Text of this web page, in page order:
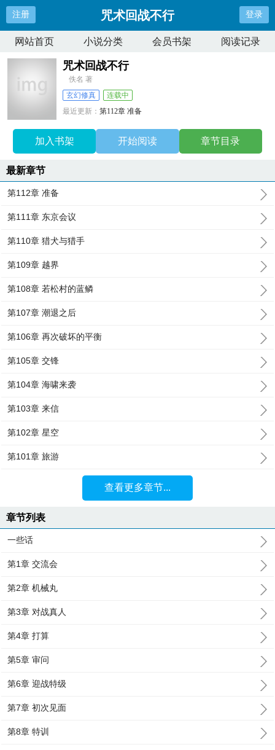
注册 咒术回战不行 登录
网站首页 小说分类 会员书架 阅读记录
咒术回战不行
佚名 著
玄幻修真
连载中
最近更新：第112章 准备
加入书架 开始阅读 章节目录
最新章节
第112章 准备
第111章 东京会议
第110章 猎犬与猎手
第109章 越界
第108章 若松村的蓝鳞
第107章 潮退之后
第106章 再次破坏的平衡
第105章 交锋
第104章 海啸来袭
第103章 来信
第102章 星空
第101章 旅游
查看更多章节...
章节列表
一些话
第1章 交流会
第2章 机械丸
第3章 对战真人
第4章 打算
第5章 审问
第6章 迎战特级
第7章 初次见面
第8章 特训